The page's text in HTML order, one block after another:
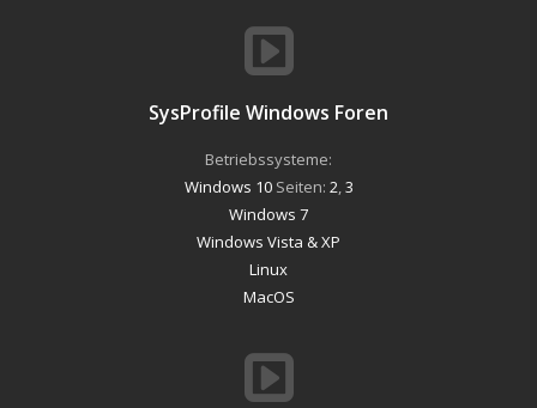
SysProfile Windows Foren
Betriebssysteme:
Windows 10Seiten: 2 3
Windows 7
Windows Vista & XP
Linux
MacOS